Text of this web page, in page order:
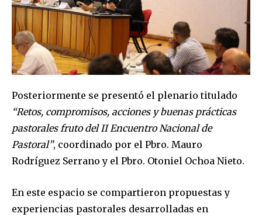
Posteriormente se presentó el plenario titulado
“Retos, compromisos, acciones y buenas prácticas
pastorales fruto del II Encuentro Nacional de
Pastoral”, coordinado por el Pbro. Mauro
Rodríguez Serrano y el Pbro. Otoniel Ochoa Nieto.
En este espacio se compartieron propuestas y
experiencias pastorales desarrolladas en